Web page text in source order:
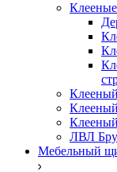
ЛВЛ
Мебельный